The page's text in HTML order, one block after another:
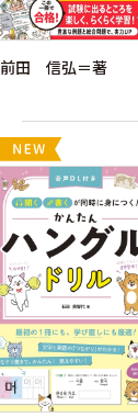
前田 信弘＝著